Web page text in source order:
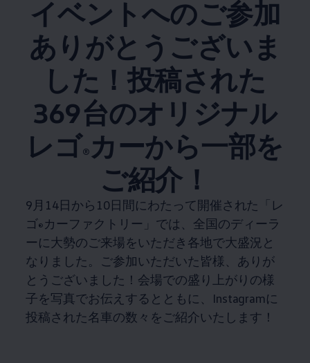
イベントへのご参加
ありがとうございま
した！投稿された
369台のオリジナル
レゴ® カーから一部を
ご紹介！
9月14日から10日間にわたって開催された「レ
ゴ® カーファクトリー」では、全国のディーラ
ーに大勢のご来場をいただき各地で大盛況と
なりました。ご参加いただいた皆様、ありが
とうございました！会場での盛り上がりの様
子を写真でお伝えするとともに、Instagramに
投稿された名車の数々をご紹介いたします！